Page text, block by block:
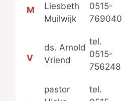
M
Liesbeth
Muilwijk
0515-
769040
V
ds. Arnold
Vriend
tel.
0515-
756248
pastor
tel.